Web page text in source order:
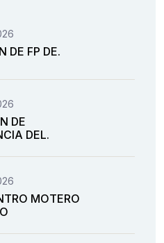
DE FP DE.
DE
DEL.
MOTERO